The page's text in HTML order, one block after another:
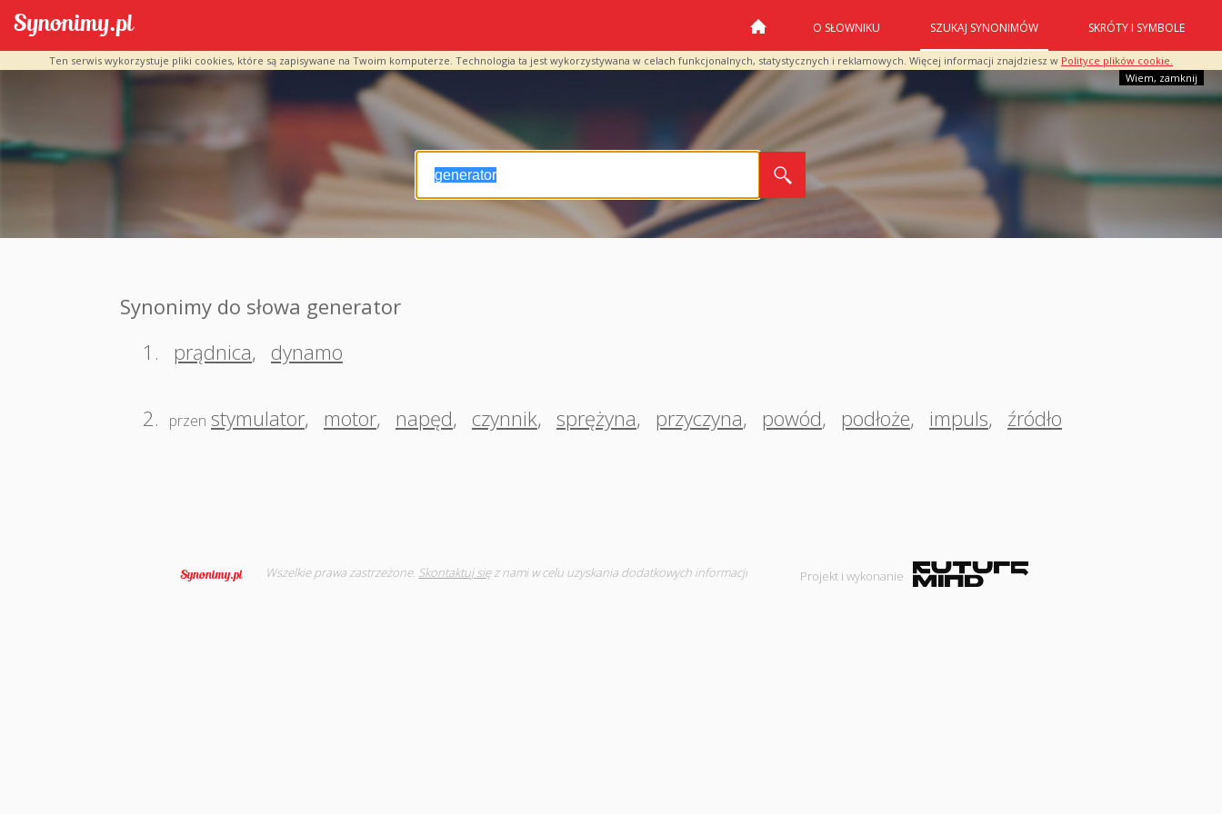
Ten serwis wykorzystuje pliki cookies, które są zapisywane na Twoim komputerze. Technologia ta jest wykorzystywana w celach funkcjonalnych, statystycznych i reklamowych. Więcej informacji znajdziesz w Polityce plików cookie.
Wiem, zamknij
O SŁOWNIKU SZUKAJ SYNONIMÓW SKRÓTY I SYMBOLE
Synonimy do słowa generator
1.
prądnica, dynamo
2. przen stymulator, motor, napęd, czynnik, sprężyna, przyczyna, powód, podłoże, impuls, źródło
Wszelkie prawa zastrzeżone. Skontaktuj sięz nami w celu uzyskania dodatkowych informacji Projekt i wykonanie